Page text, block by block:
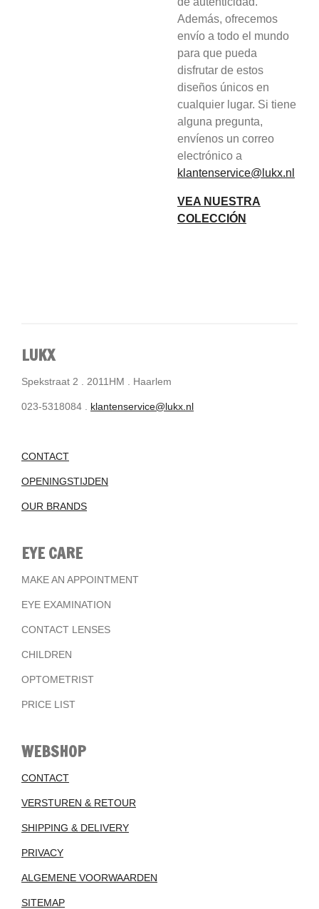
Además, ofrecemos
envío a todo el mundo
para que pueda
disfrutar de estos
diseños únicos en
cualquier lugar. Si tiene
alguna pregunta,
envíenos un correo
electrónico a
klantenservice@lukx.nl
VEA NUESTRA
COLECCIÓN
LUKX
Spekstraat 2 . 2011HM . Haarlem
023-5318084 . klantenservice@lukx.nl
CONTACT
OPENINGSTIJDEN
OUR BRANDS
EYE CARE
MAKE AN APPOINTMENT
EYE EXAMINATION
CONTACT LENSES
CHILDREN
OPTOMETRIST
PRICE LIST
WEBSHOP
CONTACT
VERSTUREN & RETOUR
SHIPPING & DELIVERY
PRIVACY
ALGEMENE VOORWAARDEN
SITEMAP